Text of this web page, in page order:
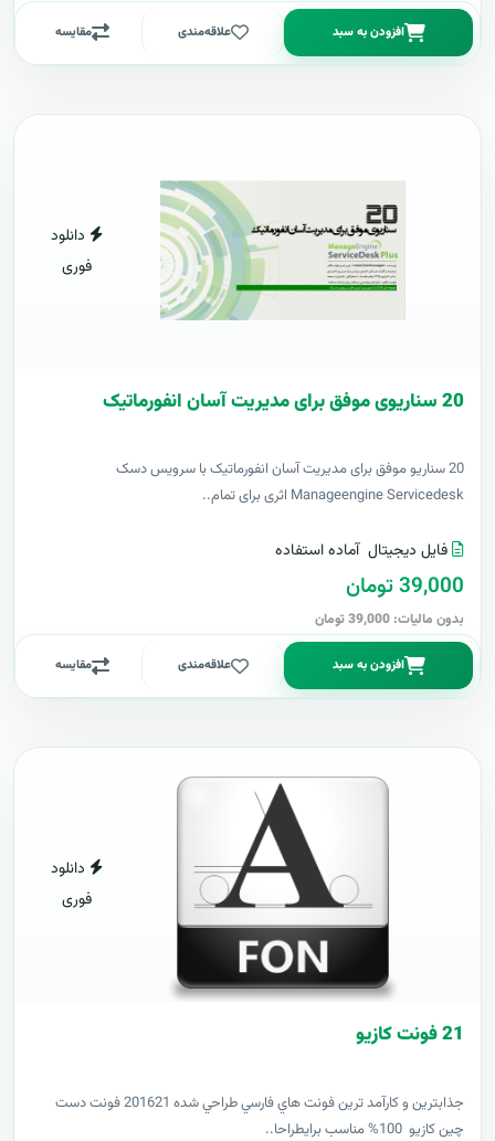
افزودن به سبد علاقه‌مندی مقایسه
دانلود
فوری
20 سناریوی موفق برای مدیریت آسان انفورماتیک
20 سناریو موفق برای مدیریت آسان انفورماتیک با سرویس دسک
Manageengine Servicedesk اثری برای تمام..
فایل دیجیتال آماده استفاده
39,000 تومان
بدون مالیات: 39,000 تومان
افزودن به سبد علاقه‌مندی مقایسه
دانلود
فوری
21 فونت کازيو
جذابترين و کارآمد ترين فونت هاي فارسي طراحي شده 201621 فونت دست
چين کازيو 100% مناسب برايطراحا..